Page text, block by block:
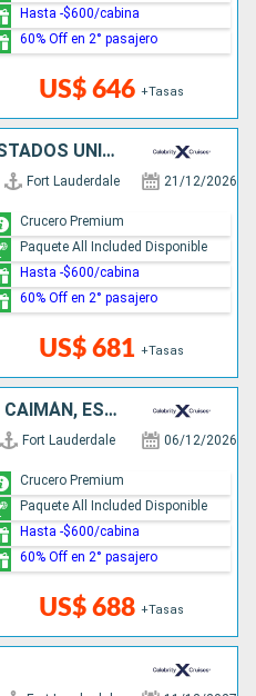
US$ 646 +Tasas
Hasta -$600/cabina
60% Off en 2° pasajero
MÉXICO, ISLAS CAIMÁN, ESTADOS UNIDOS
Fort Lauderdale 21/12/2026
US$ 681 +Tasas
Crucero Premium
Paquete All Included Disponible
Hasta -$600/cabina
60% Off en 2° pasajero
BAHAMAS, MÉXICO, ISLAS CAIMÁN, ESTADOS UNIDOS
Fort Lauderdale 06/12/2026
US$ 688 +Tasas
Crucero Premium
Paquete All Included Disponible
Hasta -$600/cabina
60% Off en 2° pasajero